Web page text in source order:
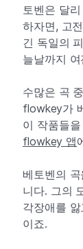
토벤은 달
하자면, 고
긴 독일의
늘날까지
수많은 곡
flowkey가
이 작품들
flowkey 앱
베토벤의
니다. 그의
각장애를
이죠.